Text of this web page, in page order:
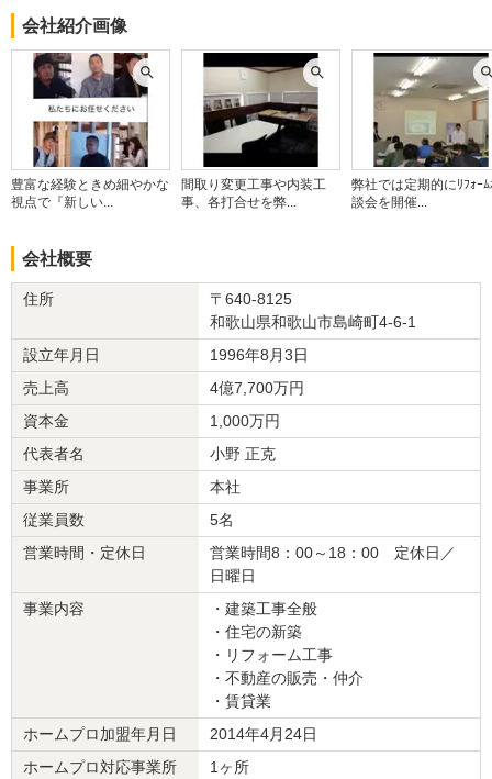
この会社に決めた理由
担当者が大変信頼出来ると感じだから。
リフォーム会社からの返答
弊社を選んでいただきありがとうございます。
今後ともよろしくお願いいたします。
建物のタイプ
リフォーム箇所
ニング、廊下
価格
海草郡紀美野町
築年数
工事完了日
： 2021年11月5日
『担当者の人柄・説明力』が良かった
5
スケジュール通りに素早く仕上げていただき満足しています。担当
の方はレスポンスが早く、取り繕ったセールストークもなく信頼感
があります。また、引越入居直後にも水回りで相談をしたところ即
日駆けつけていただき、ちょっとした修繕をサービスでやっていた
だきました。バタバタとしている中で大変助かり、感謝の一言に尽
見積りをお願いした施工業者の中で提示が一番早く、簡にして要を
得ていたから。
会社紹介画像
豊富な経験ときめ細やかな
視点で『新しい...
間取り変更工事や内装工
事、各打合せを弊...
弊社では定期的にﾘﾌｫｰ
談会を開催...
会社概要
住所
〒640-8125
和歌山県和歌山市島崎町4-6-1
設立年月日
1996年8月3日
売上高
4億7,700万円
資本金
1,000万円
代表者名
小野 正克
事業所
本社
従業員数
5名
営業時間・定休日
営業時間8：00～18：00 定休日／
日曜日
事業内容
・建築工事全般
・住宅の新築
・リフォーム工事
・不動産の販売・仲介
・賃貸業
ホームプロ加盟年月日
2014年4月24日
ホームプロ対応事業所
1ヶ所